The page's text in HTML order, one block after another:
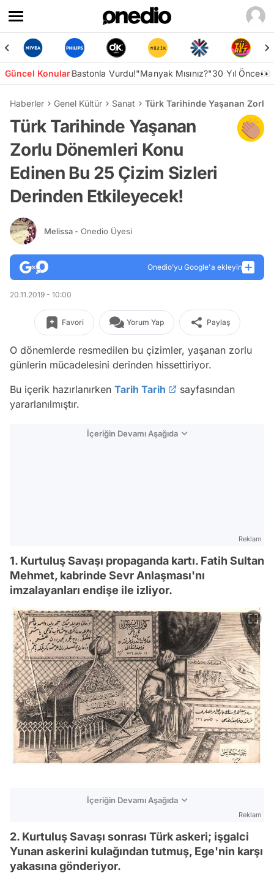
Güncel KonularBastonla Vurdu!"Manyak Mısınız?"30 Yıl Önce👀
Haberler Genel Kültür Sanat Türk Tarihinde Yaşanan
Türk Tarihinde Yaşanan
Zorlu Dönemleri Konu
Edinen Bu 25 Çizim Sizleri
Derinden Etkileyecek!
Melissa - Onedio Üyesi
Onedio’yu Google'a ekleyin
20.11.2019 - 10:00
Favori Yorum Yap Paylaş
O dönemlerde resmedilen bu çizimler, yaşanan zorlu
günlerin mücadelesini derinden hissettiriyor.
Bu içerik hazırlanırken Tarih Tarih
sayfasından
yararlanılmıştır.
İçeriğin Devamı Aşağıda
Reklam
1. Kurtuluş Savaşı propaganda kartı. Fatih Sultan
Mehmet, kabrinde Sevr Anlaşması'nı
imzalayanları endişe ile izliyor.
İçeriğin Devamı Aşağıda
Reklam
2. Kurtuluş Savaşı sonrası Türk askeri; işgalci
Yunan askerini kulağından tutmuş, Ege'nin karşı
yakasına gönderiyor.